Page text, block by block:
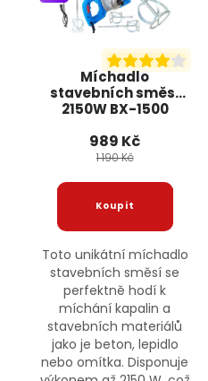
Míchadlo
stavebních směsí
2150W BX-1500
BOXER + 2 míchadla
989 Kč
1 190 Kč
Toto unikátní míchadlo
stavebních směsí se
perfektně hodí k
míchání kapalin a
stavebních materiálů
jako je beton, lepidlo
nebo omítka. Disponuje